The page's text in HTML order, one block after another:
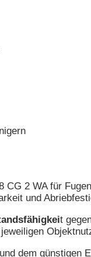
2 WA für
und
t
dem